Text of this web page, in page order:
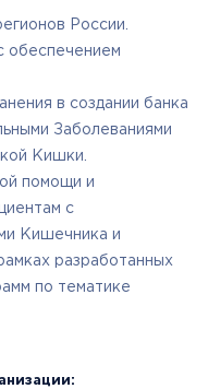
России.
обеспечением
в создании банка
Заболеваниями
Кишки.
помощи и
с
Кишечника и
разработанных
по тематике
социальной,